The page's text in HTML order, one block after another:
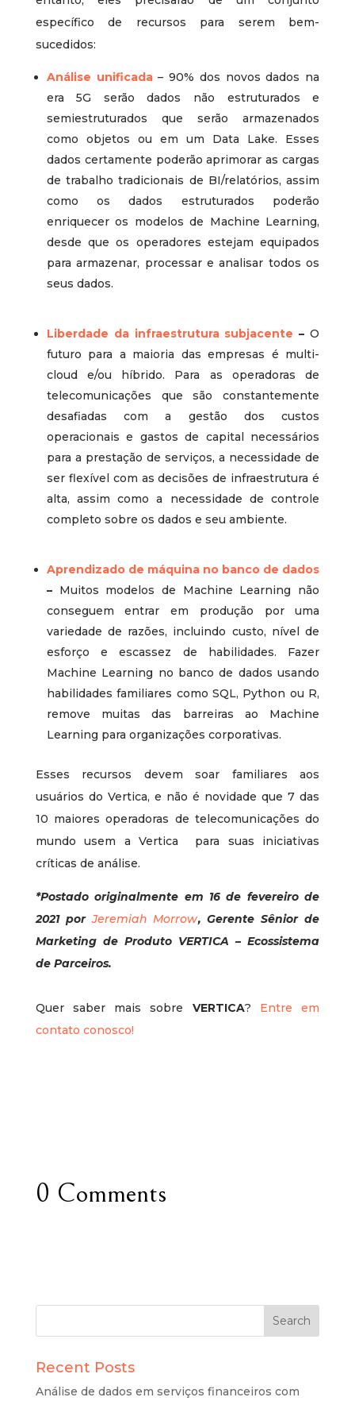
específico de recursos para serem bem-
sucedidos:
Análise unificada– 90% dos novos dados na
era 5G serão dados não estruturados e
semiestruturados que serão armazenados
como objetos ou em um Data Lake. Esses
dados certamente poderão aprimorar as cargas
de trabalho tradicionais de BI/relatórios, assim
como os dados estruturados poderão
enriquecer os modelos de Machine Learning,
desde que os operadores estejam equipados
para armazenar, processar e analisar todos os
seus dados.
Liberdade da infraestrutura subjacente–O
futuro para a maioria das empresas é multi-
cloud e/ou híbrido. Para as operadoras de
telecomunicações que são constantemente
desafiadas com a gestão dos custos
operacionais e gastos de capital necessários
para a prestação de serviços, a necessidade de
ser flexível com as decisões de infraestrutura é
alta, assim como a necessidade de controle
completo sobre os dados e seu ambiente.
Aprendizado de máquina no banco de dados
– Muitos modelos de Machine Learning não
conseguem entrar em produção por uma
variedade de razões, incluindo custo, nível de
esforço e escassez de habilidades. Fazer
Machine Learning no banco de dados usando
habilidades familiares como SQL, Python ou R,
remove muitas das barreiras ao Machine
Learning para organizações corporativas.
Esses recursos devem soar familiares aos
usuários do Vertica, e não é novidade que 7 das
10 maiores operadoras de telecomunicações do
mundo usem a Vertica
para suas iniciativas
críticas de análise.
*Postado originalmente em 16 de fevereiro de
2021 porJeremiah Morrow, Gerente Sênior de
Marketing de Produto VERTICA – Ecossistema
de Parceiros.
Quer saber mais sobre VERTICA?
Entre em
contato conosco!
0 Comments
Recent Posts
Análise de dados em serviços financeiros com